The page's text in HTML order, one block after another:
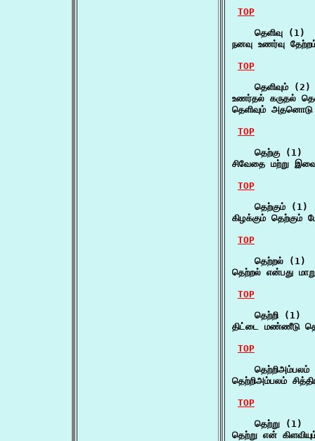
TOP
    தெளிவு (1)
நனவு உணர்வு
TOP
    தெளிவும் (2)
உணர்தல் கருதல்
தெளிவும்
TOP
    தெற்கு (1)
சிவேதை மற்று
TOP
    தெற்கும் (1)
கிழக்கும்
TOP
    தெற்றல் (1)
தெற்றல் என்பது
TOP
    தெற்றி (1)
திட்டை மண்ணீடு
TOP
தெற்றிஅம்பலம்
தெற்றிஅம்பலம்
TOP
    தெற்று (1)
தெற்று என்